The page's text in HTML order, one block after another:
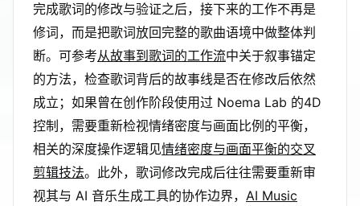
完成歌词的修改与验证之后，接下来的工作不再是
修词，而是把歌词放回完整的歌曲语境中做整体判
断。可参考从故事到歌词的工作流中关于叙事锚定
的方法，检查歌词背后的故事线是否在修改后依然
成立；如果曾在创作阶段使用过 Noema Lab 的4D
控制，需要重新检视情绪密度与画面比例的平衡，
相关的深度操作逻辑见情绪密度与画面平衡的交叉
剪辑技法。此外，歌词修改完成后往往需要重新审
视其与 AI 音乐生成工具的协作边界， AI Music